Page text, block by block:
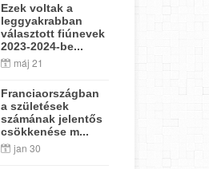
Ezek voltak a
leggyakrabban
választott fiúnevek
2023-2024-be...
máj 21
Franciaországban
a születések
számának jelentős
csökkenése m...
jan 30